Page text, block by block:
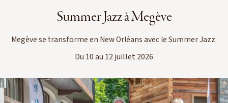
Summer Jazz à Megève
Megève se transforme en New Orléans avec le Summer Jazz.
Du 10 au 12 juillet 2026